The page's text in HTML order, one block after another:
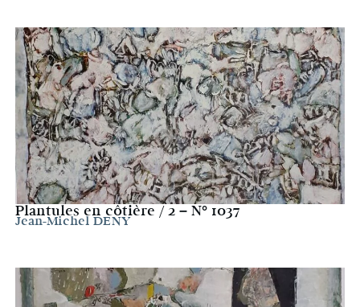
Plantules en côtière / 2 – N° 1037
Jean-Michel DENY